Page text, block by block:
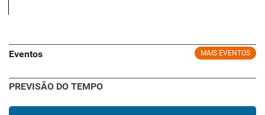
MAIS EVENTOS
Eventos
PREVISÃO DO TEMPO